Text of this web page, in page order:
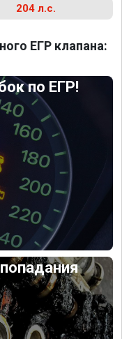
204 л.с.
ЕГР клапана:
по ЕГР!